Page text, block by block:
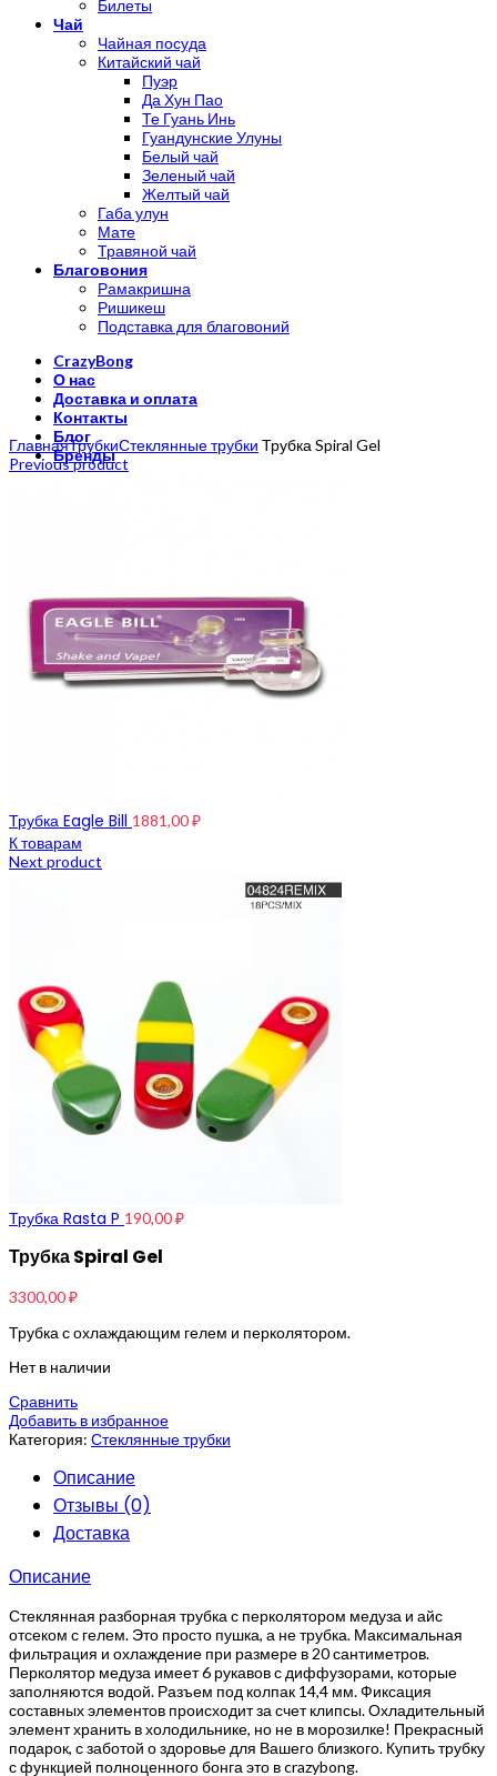
Билеты
Чай
Чайная посуда
Китайский чай
Пуэр
Да Хун Пао
Те Гуань Инь
Гуандунские Улуны
Белый чай
Зеленый чай
Желтый чай
Габа улун
Мате
Травяной чай
Благовония
Рамакришна
Ришикеш
Подставка для благовоний
CrazyBong
О нас
Доставка и оплата
Контакты
Блог
Бренды
Click to enlarge
ГлавнаяТрубкиСтеклянные трубки Трубка Spiral Gel
Previous product
Трубка Eagle Bill 1881,00₽
К товарам
Next product
Трубка Rasta P 190,00₽
Трубка Spiral Gel
3300,00₽
Трубка с охлаждающим гелем и перколятором.
Нет в наличии
Сравнить
Добавить в избранное
Категория: Стеклянные трубки
Описание
Отзывы (0)
Доставка
Описание
Стеклянная разборная трубка с перколятором медуза и айс
отсеком с гелем. Это просто пушка, а не трубка. Максимальная
фильтрация и охлаждение при размере в 20 сантиметров.
Перколятор медуза имеет 6 рукавов с диффузорами, которые
заполняются водой. Разъем под колпак 14,4 мм. Фиксация
составных элементов происходит за счет клипсы. Охладительный
элемент хранить в холодильнике, но не в морозилке! Прекрасный
подарок, с заботой о здоровье для Вашего близкого. Купить трубку
с функцией полноценного бонга это в crazybong.